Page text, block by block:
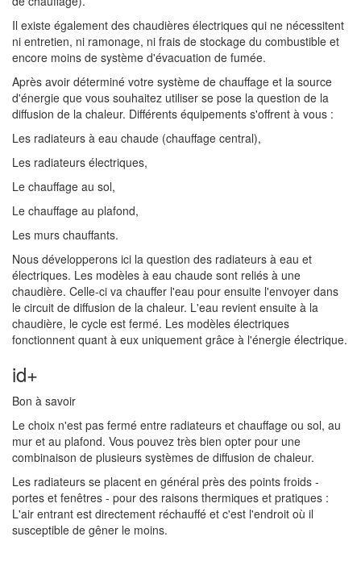
Il existe également des chaudières électriques qui ne nécessitent
ni entretien, ni ramonage, ni frais de stockage du combustible et
encore moins de système d'évacuation de fumée.
Après avoir déterminé votre système de chauffage et la source
d'énergie que vous souhaitez utiliser se pose la question de la
diffusion de la chaleur. Différents équipements s'offrent à vous :
Les radiateurs à eau chaude (chauffage central),
Les radiateurs électriques,
Le chauffage au sol,
Le chauffage au plafond,
Les murs chauffants.
Nous développerons ici la question des radiateurs à eau et
électriques. Les modèles à eau chaude sont reliés à une
chaudière. Celle-ci va chauffer l'eau pour ensuite l'envoyer dans
le circuit de diffusion de la chaleur. L'eau revient ensuite à la
chaudière, le cycle est fermé. Les modèles électriques
fonctionnent quant à eux uniquement grâce à l'énergie électrique.
id+
Bon à savoir
Le choix n'est pas fermé entre radiateurs et chauffage ou sol, au
mur et au plafond. Vous pouvez très bien opter pour une
combinaison de plusieurs systèmes de diffusion de chaleur.
Les radiateurs se placent en général près des points froids -
portes et fenêtres - pour des raisons thermiques et pratiques :
L'air entrant est directement réchauffé et c'est l'endroit où il
susceptible de gêner le moins.